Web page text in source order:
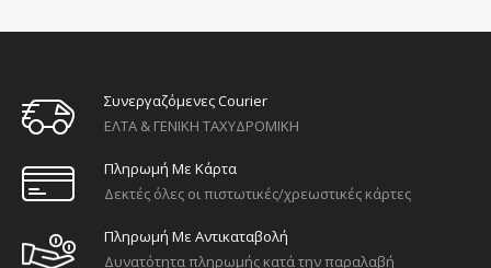
Συνεργαζόμενες Courier
ΕΛΤΑ & ΓΕΝΙΚΗ ΤΑΧΥΔΡΟΜΙΚΗ
Πληρωμή Με Κάρτα
Δεκτές όλες οι πιστωτικές/χρεωστικές κάρτες
Πληρωμή Με Αντικαταβολή
Δυνατότητα πληρωμής κατά την παραλαβή